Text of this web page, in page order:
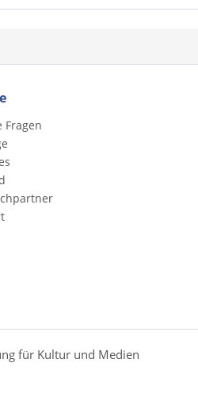
Fragen
für Kultur und Medien